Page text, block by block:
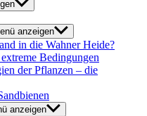
anzeigen
in die Wahner Heide?
Bedingungen
der Pflanzen – die
anzeigen